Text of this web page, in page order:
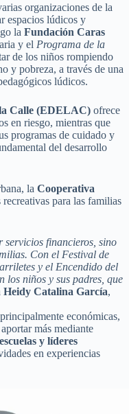
organizaciones de la
espacios lúdicos y
la Fundación Caras
y el Programa de la
de los niños rompiendo
y pobreza, a través de una
lúdicos.
Calle (EDELAC) ofrece
en riesgo, mientras que
programas de cuidado y
del desarrollo
la Cooperativa
para las familias
servicios financieros, sino
Con el Festival de
y el Encendido del
los niños y sus padres, que
Heidy Catalina García,
económicas,
más mediante
y líderes
en experiencias